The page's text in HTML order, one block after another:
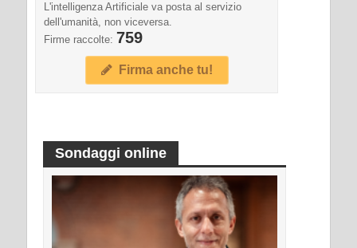
L'intelligenza Artificiale va posta al servizio
dell'umanità, non viceversa.
Firme raccolte: 759
Firma anche tu!
Sondaggi online